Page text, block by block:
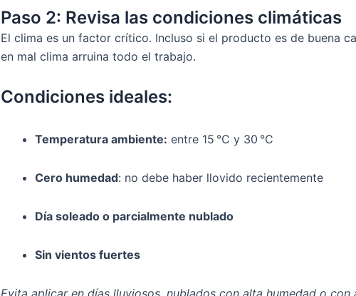
Paso 2: Revisa las condiciones climáticas
El clima es un factor crítico. Incluso si el producto es de buena
en mal clima arruina todo el trabajo.
Condiciones ideales:
Temperatura ambiente: entre 15 °C y 30 °C
Cero humedad: no debe haber llovido recientemente
Día soleado o parcialmente nublado
Sin vientos fuertes
Evita aplicar en días lluviosos, nublados con alta humedad o con